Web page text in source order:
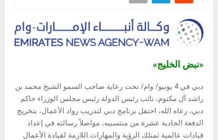
«نبض الخليج»
دبي في 4 يونيو/ وام/ تحت رعاية صاحب السمو الشيخ محمد بن
راشد آل مكتوم، نائب رئيس الدولة رئيس مجلس الوزراء حاكم
دبي، رعاه الله، احتفل برنامج دبي لتدريب رواد الأعمال، بتخريج
الدفعة الحادية عشرة من منتسبيه، مواصلاً رسالته في إعداد
قيادات عالمية تمتلك الرؤية والمهارات اللازمة لقيادة الأعمال